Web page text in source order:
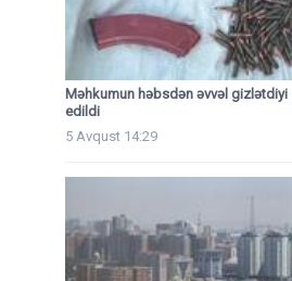
Məhkumun həbsdən əvvəl
edildi
5 Avqust 14:29